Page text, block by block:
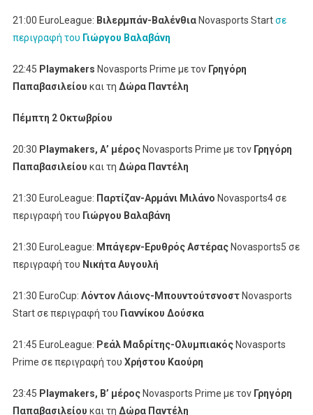
21:00 EuroLeague: Βιλερμπάν-ΒαλένθιαNovasports Startσε
περιγραφή του Γιώργου Βαλαβάνη
22:45 Playmakers Novasports Prime με τον Γρηγόρη
Παπαβασιλείου και τη Δώρα Παντέλη
Πέμπτη 2 Οκτωβρίου
20:30 Playmakers, Α’ μέροςNovasports Prime με τον Γρηγόρη
Παπαβασιλείου και τη Δώρα Παντέλη
21:30 EuroLeague: Παρτίζαν-Αρμάνι Μιλάνο Novasports4 σε
περιγραφή του Γιώργου Βαλαβάνη
21:30 EuroLeague: Μπάγερν-Ερυθρός ΑστέραςNovasports5 σε
περιγραφή του Νικήτα Αυγουλή
21:30 EuroCup: Λόντον Λάιονς-ΜπουντούτσνοστNovasports
Start σε περιγραφή του Γιαννίκου Δούσκα
21:45 EuroLeague: Ρεάλ Μαδρίτης-ΟλυμπιακόςNovasports
Prime σε περιγραφή του Χρήστου Καούρη
23:45 Playmakers, B’ μέροςNovasports Prime με τον Γρηγόρη
Παπαβασιλείου και τη Δώρα Παντέλη